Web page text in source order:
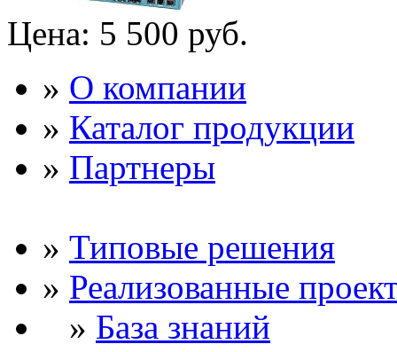
Цена: 5 500 руб.
» О компании
» Каталог продукции
» Партнеры
» Типовые решения
» Реализованные
» База знаний